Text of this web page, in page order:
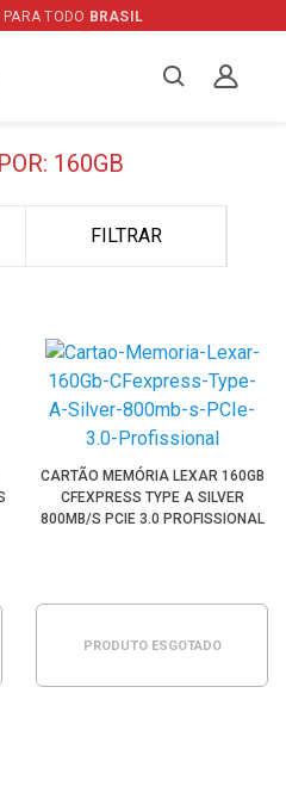
TODO BRASIL
160GB
FILTRAR
CARTÃO MEMÓRIA LEXAR 160GB
CFEXPRESS TYPE A SILVER
800MB/S PCIE 3.0 PROFISSIONAL
PRODUTO ESGOTADO